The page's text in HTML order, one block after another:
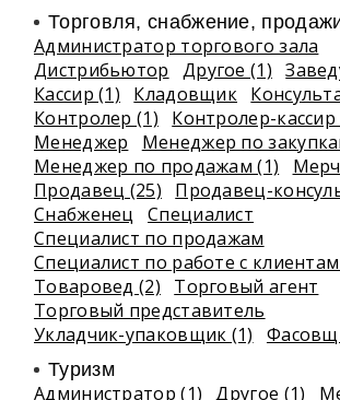
Торговля, снабжение,
Администратор торгового зала
Дистрибьютор
Другое (1)
Кассир (1)
Кладовщик
Контролер (1)
Контролер-кассир
Менеджер
Менеджер по
Менеджер по продажам (1)
Продавец (25)
Продавец-
Снабженец
Специалист
Специалист по продажам
Специалист по работе с
Товаровед (2)
Торговый агент
Торговый представитель
Укладчик-упаковщик (1)
Туризм
Администратор (1) Другое (1)